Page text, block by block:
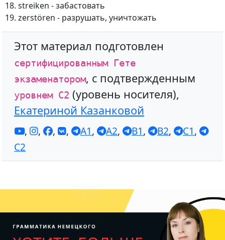
streiken - забастовать
zerstören - разрушать, уничтожать
Этот материал подготовлен
сертифицированным Гете
экзаменатором, с подтвержденным
уровнем С2 (уровень носителя),
Екатериной Казанковой
, , , , A1, A2, B1, B2, C1,
C2